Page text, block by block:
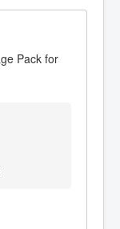
Pack for